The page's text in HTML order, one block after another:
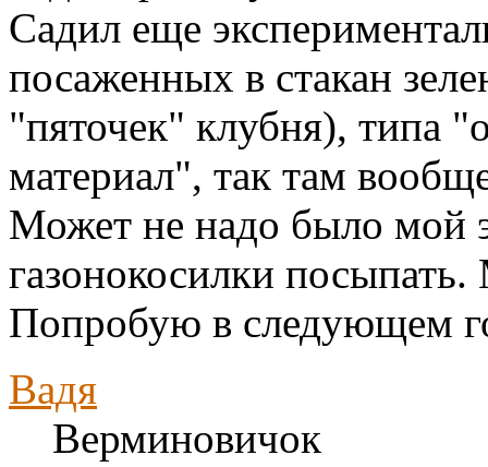
Садил еще
посаженных в стакан
"пяточек" клубня), типа
материал", так там
Может не надо было мой
газонокосилки
Попробую в следующем
Вадя
Верминовичок